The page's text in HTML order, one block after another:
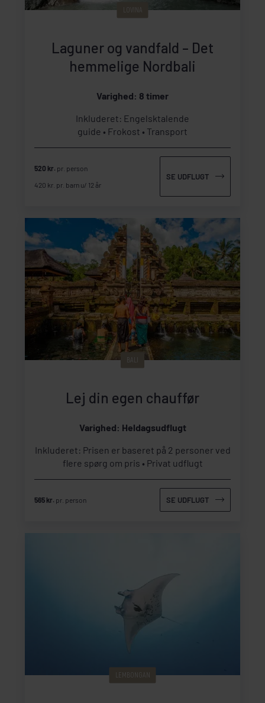
LOVINA
Laguner og vandfald – Det
hemmelige Nordbali
Varighed: 8 timer
Inkluderet: Engelsktalende
guide
Frokost Transport
520 kr. pr. person
420 kr. pr. barn u/ 12 år
SE UDFLUGT
BALI
Lej din egen chauffør
Varighed: Heldagsudflugt
Inkluderet: Prisen er baseret på 2 personer ved
flere spørg om pris
Privat udflugt
565 kr. pr. person SE UDFLUGT
LEMBONGAN